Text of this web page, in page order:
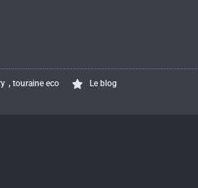
,touraine eco Le blog